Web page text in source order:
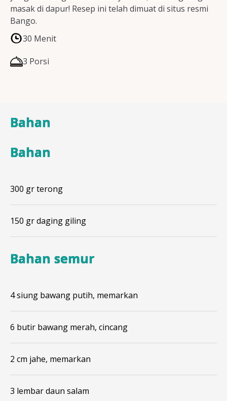
masak di dapur! Resep ini telah dimuat di situs resmi
Bango.
30 Menit
3 Porsi
Bahan
Bahan
300 gr terong
150 gr daging giling
Bahan semur
4 siung bawang putih, memarkan
6 butir bawang merah, cincang
2 cm jahe, memarkan
3 lembar daun salam